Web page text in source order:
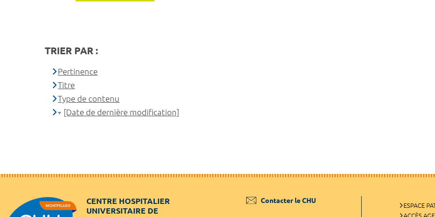
TRIER PAR :
Pertinence
Titre
Type de contenu
[Date de dernière modification]
CENTRE HOSPITALIER
UNIVERSITAIRE DE
Contacter le CHU
ESPACE
ACCÈS